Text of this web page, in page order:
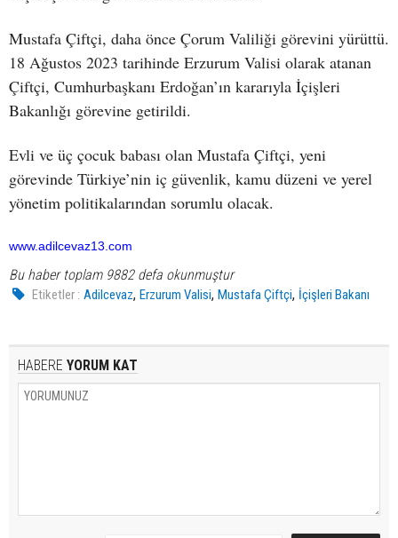
Mustafa Çiftçi, daha önce Çorum Valiliği görevini yürüttü.
18 Ağustos 2023 tarihinde Erzurum Valisi olarak atanan
Çiftçi, Cumhurbaşkanı Erdoğan’ın kararıyla İçişleri
Bakanlığı görevine getirildi.
Evli ve üç çocuk babası olan Mustafa Çiftçi, yeni
görevinde Türkiye’nin iç güvenlik, kamu düzeni ve yerel
yönetim politikalarından sorumlu olacak.
www.adilcevaz13.com
Bu haber toplam 9882 defa okunmuştur
Etiketler : Adilcevaz,Erzurum Valisi,Mustafa Çiftçi, İçişleri Bakanı
HABERE YORUM KAT